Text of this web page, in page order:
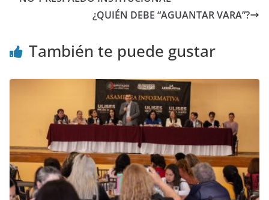
¿QUIÉN DEBE “AGUANTAR VARA”?
También te puede gustar